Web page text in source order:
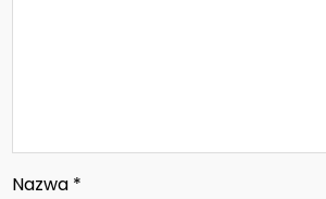
Nazwa *